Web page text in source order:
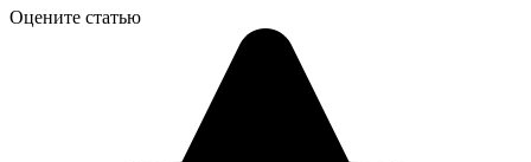
Оцените статью